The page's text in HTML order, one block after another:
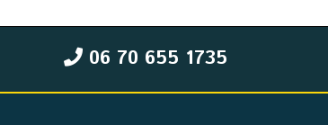
06 70 655 1735